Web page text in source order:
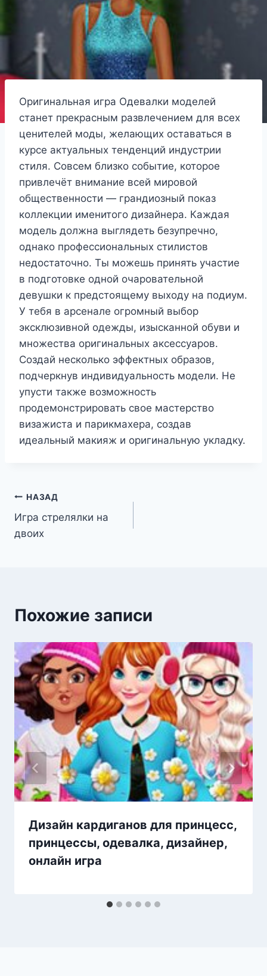
Оригинальная игра Одевалки моделей
станет прекрасным развлечением для всех
ценителей моды, желающих оставаться в
курсе актуальных тенденций индустрии
стиля. Совсем близко событие, которое
привлечёт внимание всей мировой
общественности — грандиозный показ
коллекции именитого дизайнера. Каждая
модель должна выглядеть безупречно,
однако профессиональных стилистов
недостаточно. Ты можешь принять участие
в подготовке одной очаровательной
девушки к предстоящему выходу на подиум.
У тебя в арсенале огромный выбор
эксклюзивной одежды, изысканной обуви и
множества оригинальных аксессуаров.
Создай несколько эффектных образов,
подчеркнув индивидуальность модели. Не
упусти также возможность
продемонстрировать свое мастерство
визажиста и парикмахера, создав
идеальный макияж и оригинальную укладку.
Навигация
по
НАЗАД
Игра стрелялки на
двоих
Похожие записи
Дизайн кардиганов для принцесс,
принцессы, одевалка, дизайнер,
онлайн игра